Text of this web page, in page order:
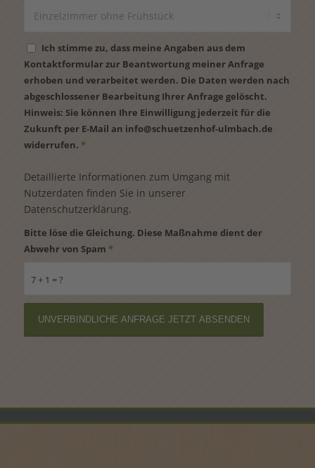
Ich stimme zu, dass meine Angaben aus dem
Kontaktformular zur Beantwortung meiner Anfrage
erhoben und verarbeitet werden. Die Daten werden nach
abgeschlossener Bearbeitung Ihrer Anfrage gelöscht.
Hinweis: Sie können Ihre Einwilligung jederzeit für die
Zukunft per E-Mail an info@schuetzenhof-ulmbach.de
widerrufen. *
Detaillierte Informationen zum Umgang mit
Nutzerdaten finden Sie in unserer
Datenschutzerklärung.
7 + 1 = ?
Bitte löse die Gleichung. Diese Maßnahme dient der
Abwehr von Spam *